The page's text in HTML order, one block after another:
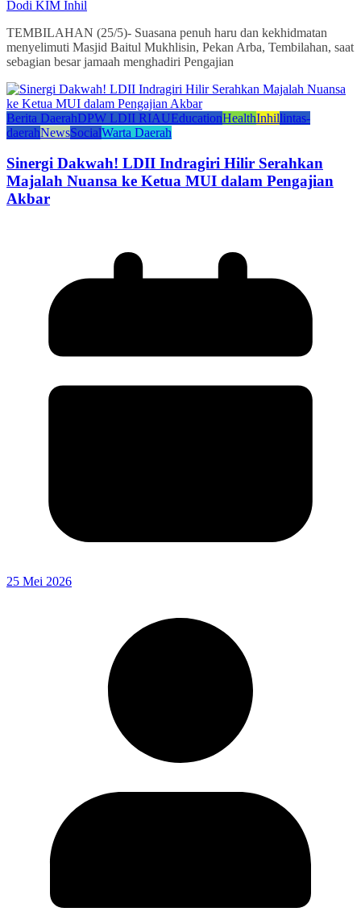
Dodi KIM Inhil
TEMBILAHAN (25/5)- Suasana penuh haru dan kekhidmatan
menyelimuti Masjid Baitul Mukhlisin, Pekan Arba, Tembilahan, saat
sebagian besar jamaah menghadiri Pengajian
Berita DaerahDPW LDII RIAUEducationHealthInhillintas-
daerahNewsSocialWarta Daerah
Sinergi Dakwah! LDII Indragiri Hilir Serahkan
Majalah Nuansa ke Ketua MUI dalam Pengajian
Akbar
25 Mei 2026